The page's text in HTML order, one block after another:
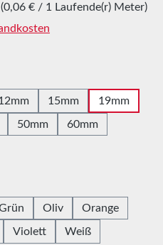
(0,06 € / 1 Laufende(r) Meter)
15mm 19mm
50mm
60mm
Oliv Orange
Violett Weiß